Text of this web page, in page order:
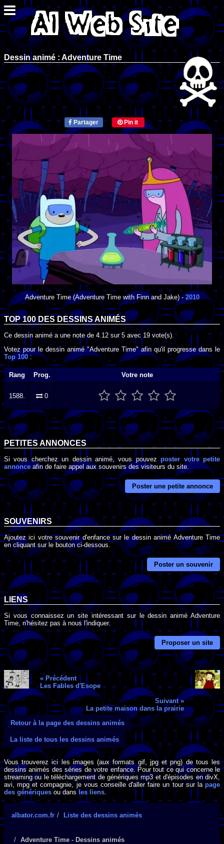
Dessin animé : Adventure Time
Partager Pin it
Adventure Time(Adventure Time with Finn and Jake) - 2010
TOP 100 DES DESSINS ANIMÉS
Ce dessin animé a une note de 4.12sur5 avec19 vote(s).
Votez pour le dessin animé "Adventure Time" afin qu'il progresse dans le
Top 100:
Rang Prog. Votre note
1588. 0
PETITES ANNONCES
Si vous cherchez un dessin animé, vous pouvezposter votre petite
annonce afin de faire appel aux souvenirs des visiteurs du site.
Poster une petite annonce
SOUVENIRS
Ajoutez ici votre souvenir d'enfance sur le dessin animé Adventure Time
en cliquant sur le bouton ci-dessous.
Poster un souvenir
LIENS
Si vous connaissez un site intéressant sur le dessin animé Adventure
Time, n'hésitez pas à nous l'indiquer.
Proposer un site
« Précédent
Les Fables d'Esope
Suivant »
La petite maison dans la prairie
Retour à la page des dessins animés
La liste de tous les dessins animés
Vous trouverez ici les images (aux formats gif, jpg et png) de tous les
dessins animés des séries de votre enfance. Pour tout ce qui concerne le
streaming ou le téléchargement de génériques mp3 et d'épisodes en divX,
avi, mpg et compagnie, je vous conseille d'aller faire un tour sur lapage
des génériques ou dans les liens.
albator.com.fr Liste des dessins animés
Adventure Time - Dessins animés